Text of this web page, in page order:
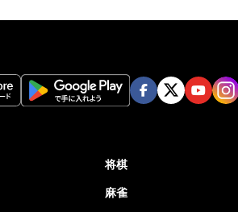
将棋
麻雀